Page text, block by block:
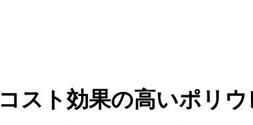
コスト効果の高いポリ